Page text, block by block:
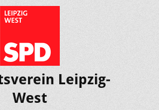
Leipzig-
West